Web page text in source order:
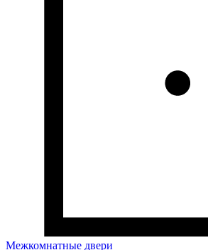
Межкомнатные двери